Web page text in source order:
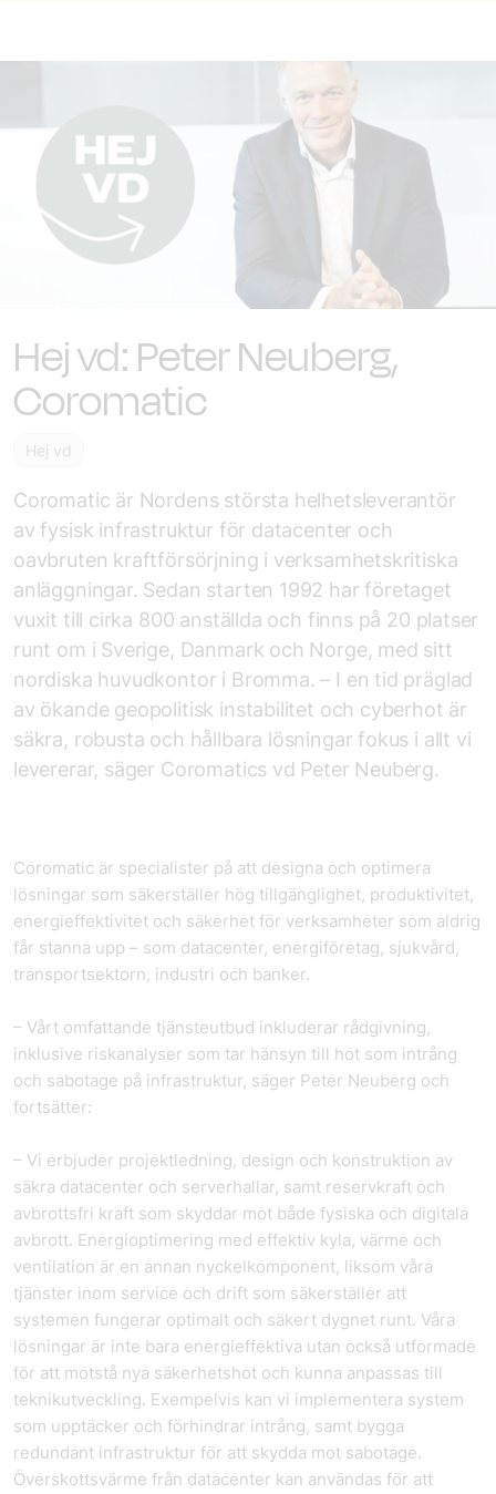
Hej vd: Peter Neuberg,
Coromatic
Hej vd
Coromatic är Nordens största helhetsleverantör
av fysisk infrastruktur för datacenter och
oavbruten kraftförsörjning i verksamhetskritiska
anläggningar. Sedan starten 1992 har företaget
vuxit till cirka 800 anställda och finns på 20 platser
runt om i Sverige, Danmark och Norge, med sitt
nordiska huvudkontor i Bromma. – I en tid präglad
av ökande geopolitisk instabilitet och cyberhot är
säkra, robusta och hållbara lösningar fokus i allt vi
levererar, säger Coromatics vd Peter Neuberg.
Coromatic är specialister på att designa och optimera
lösningar som säkerställer hög tillgänglighet, produktivitet,
energieffektivitet och säkerhet för verksamheter som aldrig
får stanna upp – som datacenter, energiföretag, sjukvård,
transportsektorn, industri och banker.
– Vårt omfattande tjänsteutbud inkluderar rådgivning,
inklusive riskanalyser som tar hänsyn till hot som intrång
och sabotage på infrastruktur, säger Peter Neuberg och
fortsätter:
– Vi erbjuder projektledning, design och konstruktion av
säkra datacenter och serverhallar, samt reservkraft och
avbrottsfri kraft som skyddar mot både fysiska och digitala
avbrott. Energioptimering med effektiv kyla, värme och
ventilation är en annan nyckelkomponent, liksom våra
tjänster inom service och drift som säkerställer att
systemen fungerar optimalt och säkert dygnet runt. Våra
lösningar är inte bara energieffektiva utan också utformade
för att motstå nya säkerhetshot och kunna anpassas till
teknikutveckling. Exempelvis kan vi implementera system
som upptäcker och förhindrar intrång, samt bygga
redundant infrastruktur för att skydda mot sabotage.
Överskottsvärme från datacenter kan användas för att